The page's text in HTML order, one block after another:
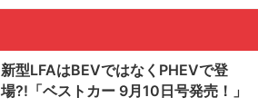
新型LFAはBEVではなくPHEVで登
場?!「ベストカー 9月10日号発売！」